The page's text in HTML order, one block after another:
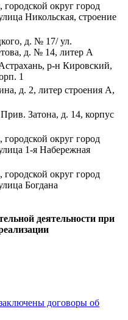
городской округ город
Никольская, строение
д. № 17/ ул.
д. № 14, литер А
р-н Кировский,
1
д. 2, литер строения А,
Затона, д. 14, корпус
городской округ город
1-я Набережная
городской округ город
Богдана
деятельности при
договоры об